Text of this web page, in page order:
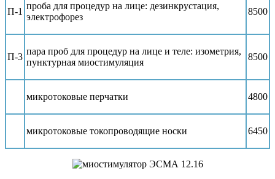
П-1
проба для процедур на лице: дезинкрустация,
электрофорез
8500
П-3
пара проб для процедур на лице и теле: изометрия,
пунктурная миостимуляция
8500
микротоковые перчатки 4800
микротоковые токопроводящие носки 6450